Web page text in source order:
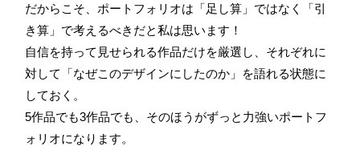
だからこそ、ポートフォリオは「足し算」ではなく「引
き算」で考えるべきだと私は思います！
自信を持って見せられる作品だけを厳選し、それぞれに
対して「なぜこのデザインにしたのか」を語れる状態に
しておく。
5作品でも3作品でも、そのほうがずっと力強いポートフ
ォリオになります。